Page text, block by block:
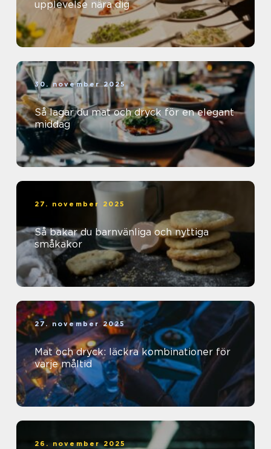
upplevelse nära dig
30. november 2025
Så lagar du mat och dryck för en elegant
middag
27. november 2025
Så bakar du barnvänliga och nyttiga
småkakor
27. november 2025
Mat och dryck: läckra kombinationer för
varje måltid
26. november 2025